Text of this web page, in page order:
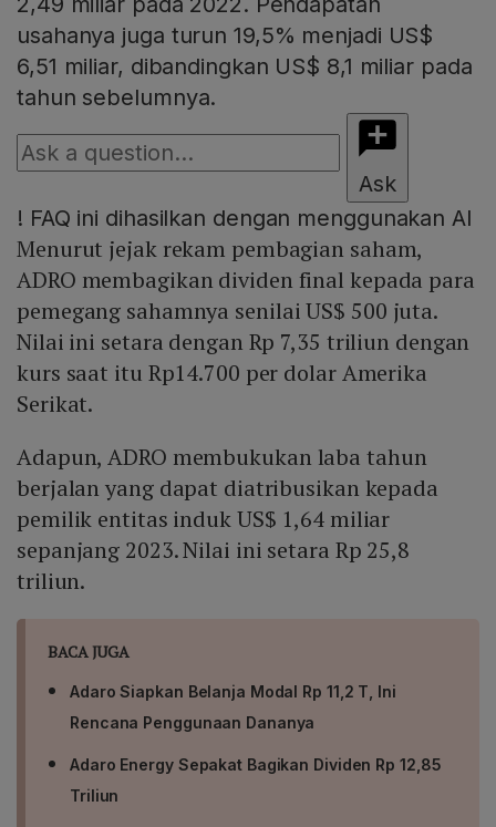
usahanya juga turun 19,5% menjadi US$
6,51 miliar, dibandingkan US$ 8,1 miliar pada
tahun sebelumnya.
Ask
! FAQ ini dihasilkan dengan menggunakan AI
Menurut jejak rekam pembagian saham,
ADRO membagikan dividen final kepada para
pemegang sahamnya senilai US$ 500 juta.
Nilai ini setara dengan Rp 7,35 triliun dengan
kurs saat itu Rp14.700 per dolar Amerika
Serikat.
Adapun, ADRO membukukan laba tahun
berjalan yang dapat diatribusikan kepada
pemilik entitas induk US$ 1,64 miliar
sepanjang 2023. Nilai ini setara Rp 25,8
triliun.
BACA JUGA
Adaro Siapkan Belanja Modal Rp 11,2 T, Ini
Rencana Penggunaan Dananya
Adaro Energy Sepakat Bagikan Dividen Rp 12,85
Triliun